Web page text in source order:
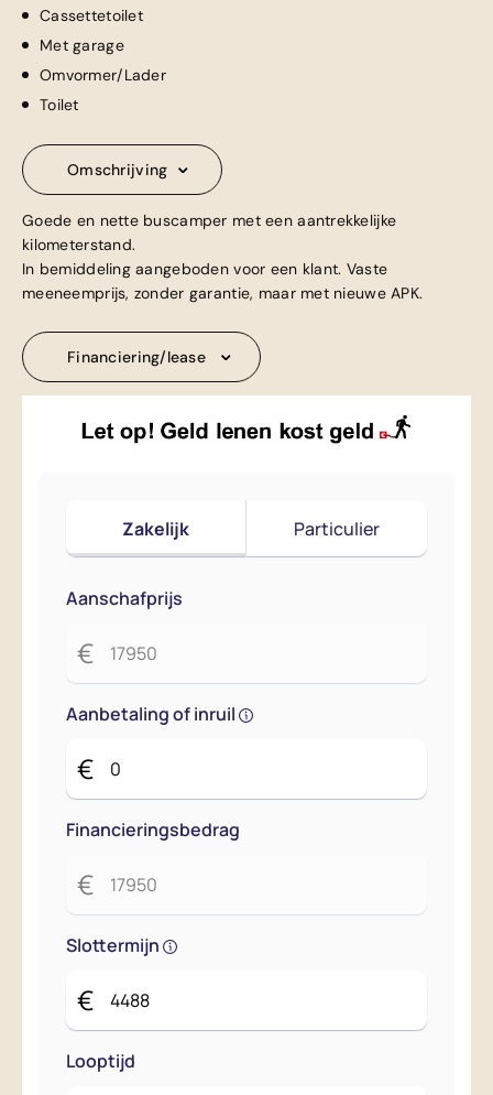
Cassettetoilet
Met garage
Omvormer/Lader
Toilet
Omschrijving
Goede en nette buscamper met een aantrekkelijke
kilometerstand.
In bemiddeling aangeboden voor een klant. Vaste
meeneemprijs, zonder garantie, maar met nieuwe APK.
Financiering/lease